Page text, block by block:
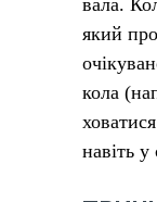
вала.
який
кола
навіть